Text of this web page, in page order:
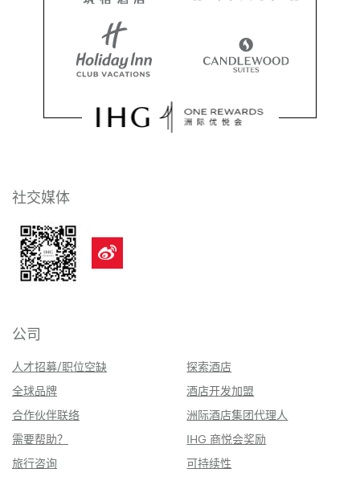
社交媒体
公司
人才招募/职位空缺
探索酒店
全球品牌
酒店开发加盟
合作伙伴联络
洲际酒店集团代理人
需要帮助？
IHG 商悦会奖励
旅行咨询
可持续性